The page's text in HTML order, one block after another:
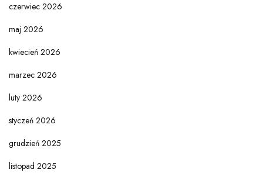
czerwiec 2026
maj 2026
kwiecień 2026
marzec 2026
luty 2026
styczeń 2026
grudzień 2025
listopad 2025